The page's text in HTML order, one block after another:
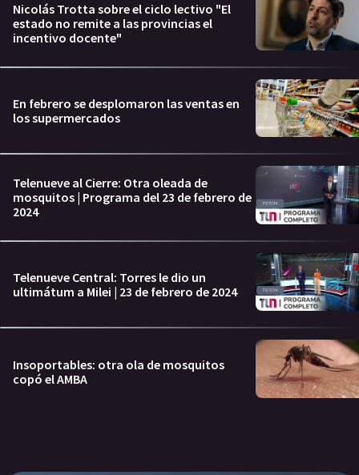
Nicolás Trotta sobre el ciclo lectivo "El
estado no remite a las provincias el
incentivo docente"
En febrero se desplomaron las ventas en
los supermercados
Telenueve al Cierre: Otra oleada de
mosquitos | Programa del 23 de febrero de
2024
Telenueve Central: Torres le dio un
ultimátum a Milei | 23 de febrero de 2024
Insoportables: otra ola de mosquitos
copó el AMBA